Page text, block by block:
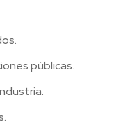
públicas.